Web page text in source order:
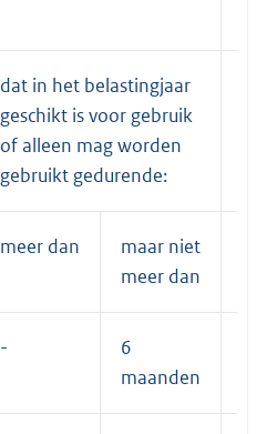
dat in het belastingjaar
geschikt is voor gebruik
of alleen mag worden
gebruikt gedurende:
meer dan
maar niet
meer dan
-
6
maanden